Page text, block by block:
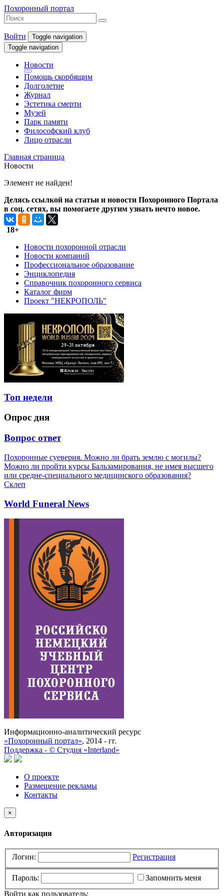
Похоронный портал
Войти
Toggle navigation
Toggle navigation
Новости
Помощь скорбящим
Долголетие
Журнал
Эстетика смерти
Музей
Парк памяти
Философский клуб
Лицо отрасли
Главная страница
Новости
Элемент не найден!
Делясь ссылкой на статьи и новости Похоронного Портала
в соц. сетях, вы помогаете другим узнать нечто новое.
18+
Новости похоронной отрасли
Новости компаний
Профессиональное образование
Энциклопедия
Справочник похоронного сервиса
Каталог фирм
Проект "НЕКРОПОЛЬ"
Топ недели
Опрос дня
Вопрос ответ
Похоронные суеверия. Можно ли брать землю с могилы?
Можно ли пройти курсы Бальзамирования, не имея высшего
или средне-специального медицинского образования?
Склеп
World Funeral News
Информационно-аналитический ресурс
«Похоронный портал», 2014 - гг.
Поддержка - © Cтудия «Interland»
О проекте
Размещение рекламы
Контакты
×
Авторизация
Логин: Регистрация
Пароль:
Запомнить меня
Войти как пользователь: